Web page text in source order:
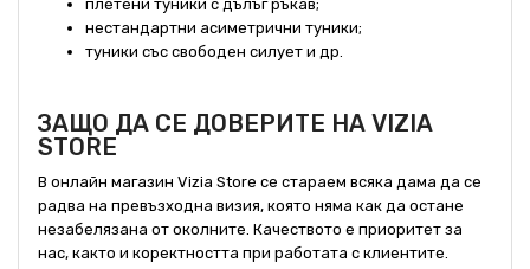
плетени туники с дълъг ръкав;
нестандартни асиметрични туники;
туники със свободен силует и др.
ЗАЩО ДА СЕ ДОВЕРИТЕ НА VIZIA
STORE
В онлайн магазин Vizia Store се стараем всяка дама да се
радва на превъзходна визия, която няма как да остане
незабелязана от околните. Качеството е приоритет за
нас, както и коректността при работата с клиентите.